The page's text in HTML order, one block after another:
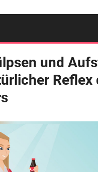
und
Reflex